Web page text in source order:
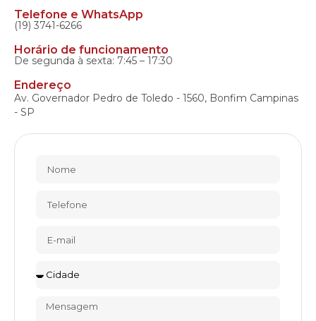
Telefone e WhatsApp
(19) 3741-6266
Horário de funcionamento
De segunda à sexta: 7:45 – 17:30
Endereço
Av. Governador Pedro de Toledo - 1560, Bonfim Campinas
- SP